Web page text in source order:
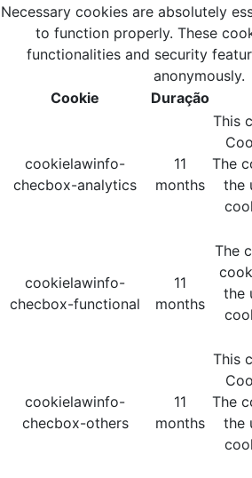
Necessary cookies are absolutely
to function properly. These
functionalities and security
anonymously.
Cookie
Duração
cookielawinfo-
checbox-analytics
11
months
This
The
the
cookielawinfo-
checbox-functional
11
months
The
the
cookielawinfo-
checbox-others
11
months
This
The
the